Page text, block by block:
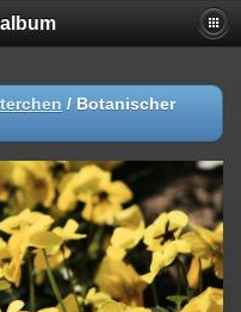
/ Botanischer